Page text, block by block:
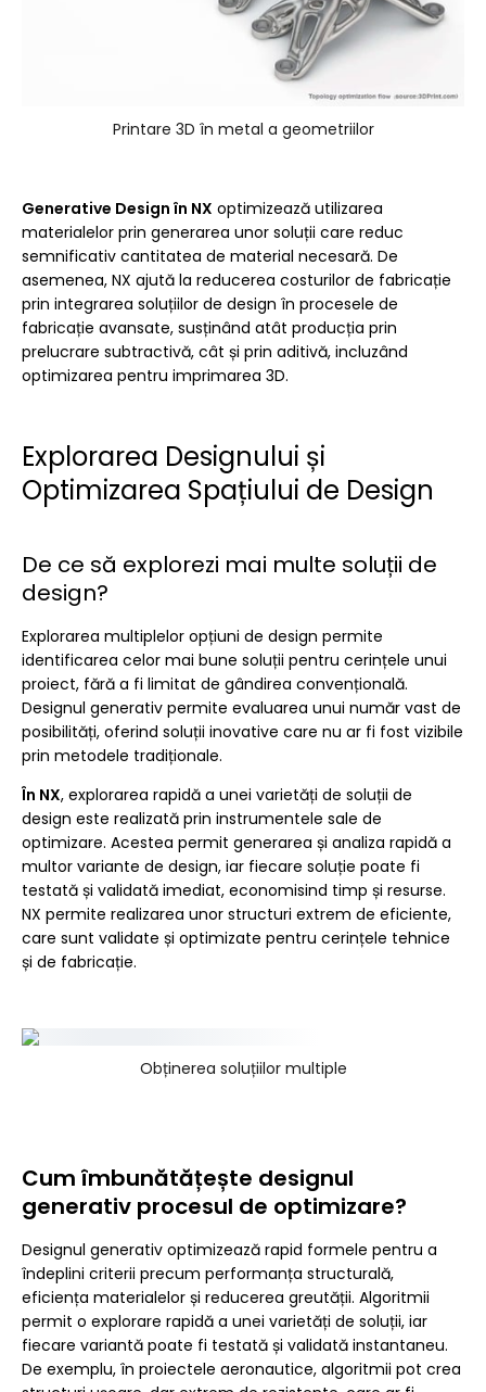
Printare 3D în metal a geometriilor
Generative Design în NX optimizează utilizarea
materialelor prin generarea unor soluții care reduc
semnificativ cantitatea de material necesară. De
asemenea, NX ajută la reducerea costurilor de fabricație
prin integrarea soluțiilor de design în procesele de
fabricație avansate, susținând atât producția prin
prelucrare subtractivă, cât și prin aditivă, incluzând
optimizarea pentru imprimarea 3D.
Explorarea Designului și
Optimizarea Spațiului de Design
De ce să explorezi mai multe soluții de
design?
Explorarea multiplelor opțiuni de design permite
identificarea celor mai bune soluții pentru cerințele unui
proiect, fără a fi limitat de gândirea convențională.
Designul generativ permite evaluarea unui număr vast de
posibilități, oferind soluții inovative care nu ar fi fost vizibile
prin metodele tradiționale.
În NX, explorarea rapidă a unei varietăți de soluții de
design este realizată prin instrumentele sale de
optimizare. Acestea permit generarea și analiza rapidă a
multor variante de design, iar fiecare soluție poate fi
testată și validată imediat, economisind timp și resurse.
NX permite realizarea unor structuri extrem de eficiente,
care sunt validate și optimizate pentru cerințele tehnice
și de fabricație.
Obținerea soluțiilor multiple
Cum îmbunătățește designul
generativ procesul de optimizare?
Designul generativ optimizează rapid formele pentru a
îndeplini criterii precum performanța structurală,
eficiența materialelor și reducerea greutății. Algoritmii
permit o explorare rapidă a unei varietăți de soluții, iar
fiecare variantă poate fi testată și validată instantaneu.
De exemplu, în proiectele aeronautice, algoritmii pot crea